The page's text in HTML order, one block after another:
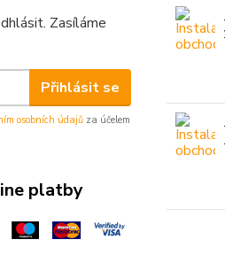
Zasíláme
Přihlásit se
osobních údajů za účelem
platby